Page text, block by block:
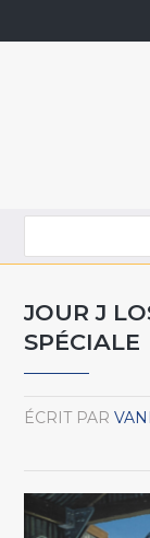
JOUR J
SPÉCIALE
ÉCRIT PAR